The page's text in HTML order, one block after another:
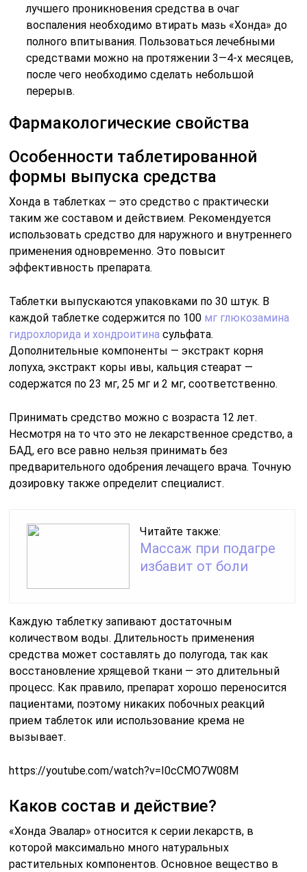
лучшего проникновения средства в очаг
воспаления необходимо втирать мазь «Хонда» до
полного впитывания. Пользоваться лечебными
средствами можно на протяжении 3—4-х месяцев,
после чего необходимо сделать небольшой
перерыв.
Фармакологические свойства
Особенности таблетированной
формы выпуска средства
Хонда в таблетках — это средство с практически
таким же составом и действием. Рекомендуется
использовать средство для наружного и внутреннего
применения одновременно. Это повысит
эффективность препарата.
Таблетки выпускаются упаковками по 30 штук. В
каждой таблетке содержится по 100 мг глюкозамина
гидрохлорида и хондроитина сульфата.
Дополнительные компоненты — экстракт корня
лопуха, экстракт коры ивы, кальция стеарат —
содержатся по 23 мг, 25 мг и 2 мг, соответственно.
Принимать средство можно с возраста 12 лет.
Несмотря на то что это не лекарственное средство, а
БАД, его все равно нельзя принимать без
предварительного одобрения лечащего врача. Точную
дозировку также определит специалист.
Читайте также:
Массаж при подагре
избавит от боли
Каждую таблетку запивают достаточным
количеством воды. Длительность применения
средства может составлять до полугода, так как
восстановление хрящевой ткани — это длительный
процесс. Как правило, препарат хорошо переносится
пациентами, поэтому никаких побочных реакций
прием таблеток или использование крема не
вызывает.
https://youtube.com/watch?v=I0cCMO7W08M
Каков состав и действие?
«Хонда Эвалар» относится к серии лекарств, в
которой максимально много натуральных
растительных компонентов. Основное вещество в